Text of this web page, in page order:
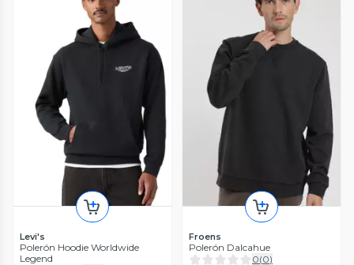
Levi's
Polerón Hoodie Worldwide
Legend
Froens
Polerón Dalcahue
0(0)